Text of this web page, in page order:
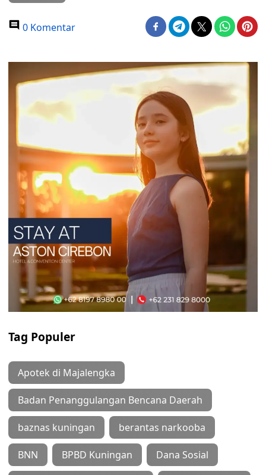
0 Komentar
Tag Populer
Apotek di Majalengka
Badan Penanggulangan Bencana Daerah
baznas kuningan berantas narkooba
BNN BPBD Kuningan Dana Sosial